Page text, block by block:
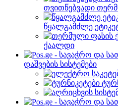
თვითწებვადი
წყალგამძლე
ქაალდი
დაშვების სისტემები